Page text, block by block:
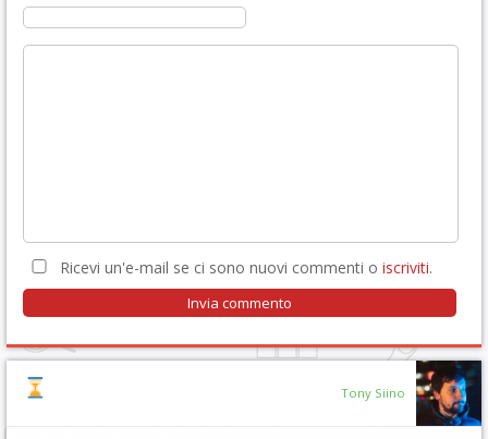
Ricevi un'e-mail se ci sono nuovi commenti o iscriviti.
Tony Siino